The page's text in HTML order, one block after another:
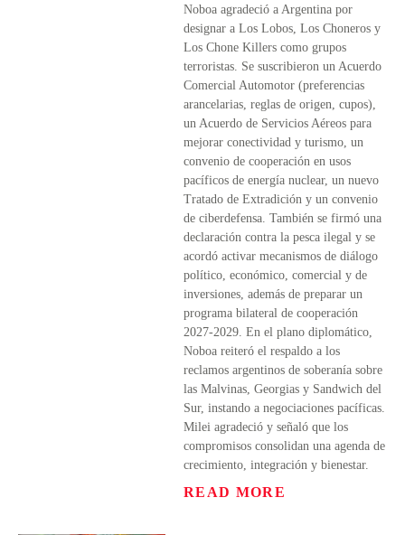
Noboa agradeció a Argentina por
designar a Los Lobos, Los Choneros y
Los Chone Killers como grupos
terroristas. Se suscribieron un Acuerdo
Comercial Automotor (preferencias
arancelarias, reglas de origen, cupos),
un Acuerdo de Servicios Aéreos para
mejorar conectividad y turismo, un
convenio de cooperación en usos
pacíficos de energía nuclear, un nuevo
Tratado de Extradición y un convenio
de ciberdefensa. También se firmó una
declaración contra la pesca ilegal y se
acordó activar mecanismos de diálogo
político, económico, comercial y de
inversiones, además de preparar un
programa bilateral de cooperación
2027-2029. En el plano diplomático,
Noboa reiteró el respaldo a los
reclamos argentinos de soberanía sobre
las Malvinas, Georgias y Sandwich del
Sur, instando a negociaciones pacíficas.
Milei agradeció y señaló que los
compromisos consolidan una agenda de
crecimiento, integración y bienestar.
READ MORE